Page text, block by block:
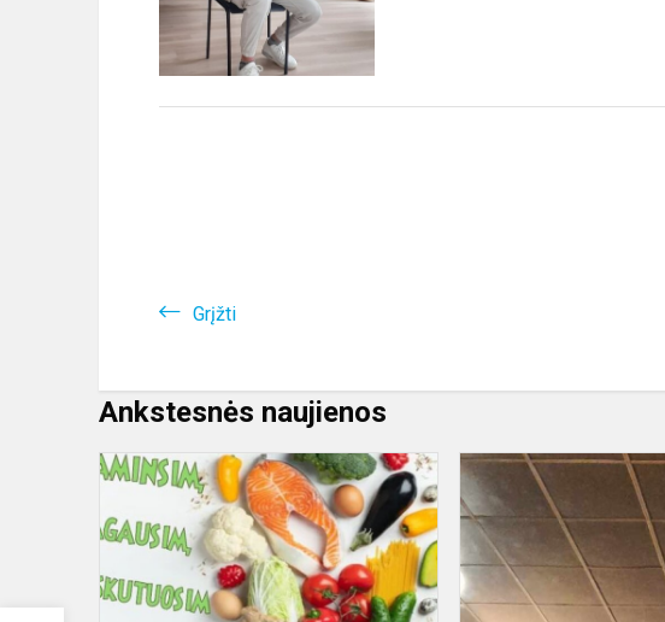
Grįžti
Ankstesnės naujienos
Kvietimas
sudalyvauti
Alytaus
rajono
visuomenės
sveikatos